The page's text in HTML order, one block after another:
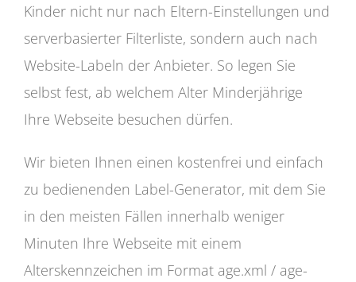
Kinder nicht nur nach Eltern-Einstellungen und
serverbasierter Filterliste, sondern auch nach
Website-Labeln der Anbieter. So legen Sie
selbst fest, ab welchem Alter Minderjährige
Ihre Webseite besuchen dürfen.
Wir bieten Ihnen einen kostenfrei und einfach
zu bedienenden Label-Generator, mit dem Sie
in den meisten Fällen innerhalb weniger
Minuten Ihre Webseite mit einem
Alterskennzeichen im Format age.xml / age-